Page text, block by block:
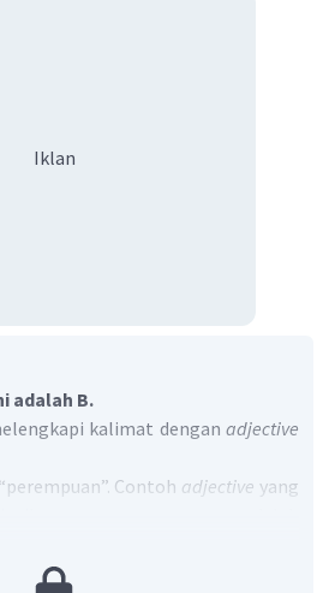
Iklan
adalah B.
kalimat dengan adjective
Contoh adjective yang
adalah B.